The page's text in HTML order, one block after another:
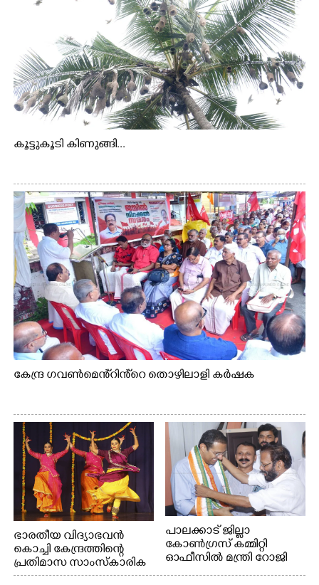
കൂട്ടുകൂടി കിണുങ്ങി...
കേന്ദ്ര ഗവൺമെൻ്റിൻ്റെ തൊഴിലാളി കർഷക
ഭാരതീയ വിദ്യാഭവൻ
കൊച്ചി കേന്ദ്രത്തിന്റെ
പ്രതിമാസ സാംസ്കാരിക
പരിപാടിയുടെ ഭാഗമായി
പാലക്കാട് ജില്ലാ
കോൺഗ്രസ് കമ്മിറ്റി
ഓഫീസിൽ മന്ത്രി റോജി
എം ജോണിന്